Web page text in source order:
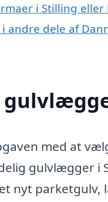
i Stilling
andre dele af
med at
gulvlægger i
nyt